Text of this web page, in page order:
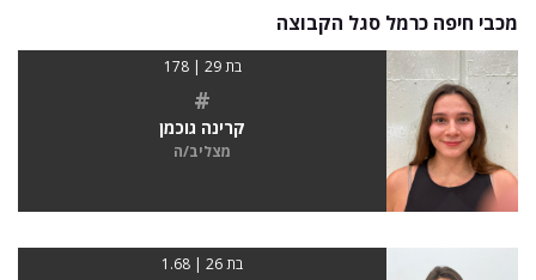
מכבי חיפה כרמל סגל הקבוצה
בת 29 | 178
#
קרינה גוכמן
מצליב/ה
בת 26 | 1.68